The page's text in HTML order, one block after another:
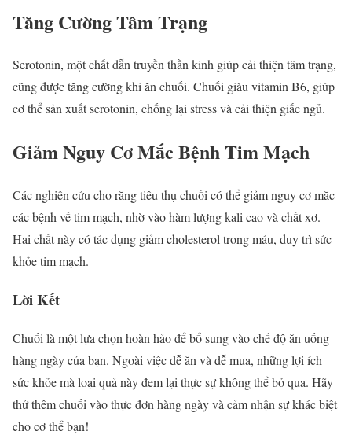
Tăng Cường Tâm Trạng
Serotonin, một chất dẫn truyền thần kinh giúp cải thiện tâm trạng,
cũng được tăng cường khi ăn chuối. Chuối giàu vitamin B6, giúp
cơ thể sản xuất serotonin, chống lại stress và cải thiện giấc ngủ.
Giảm Nguy Cơ Mắc Bệnh Tim Mạch
Các nghiên cứu cho rằng tiêu thụ chuối có thể giảm nguy cơ mắc
các bệnh về tim mạch, nhờ vào hàm lượng kali cao và chất xơ.
Hai chất này có tác dụng giảm cholesterol trong máu, duy trì sức
khỏe tim mạch.
Lời Kết
Chuối là một lựa chọn hoàn hảo để bổ sung vào chế độ ăn uống
hàng ngày của bạn. Ngoài việc dễ ăn và dễ mua, những lợi ích
sức khỏe mà loại quả này đem lại thực sự không thể bỏ qua. Hãy
thử thêm chuối vào thực đơn hàng ngày và cảm nhận sự khác biệt
cho cơ thể bạn!